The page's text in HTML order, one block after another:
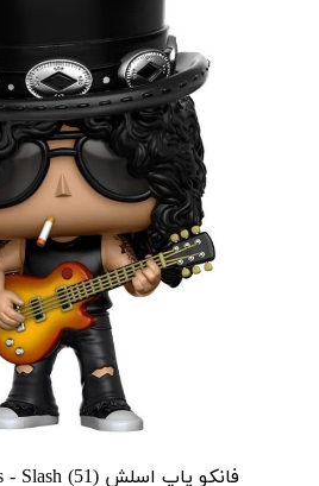
فانکو پاپ اسلش Guns 'N Roses - Slash (51)